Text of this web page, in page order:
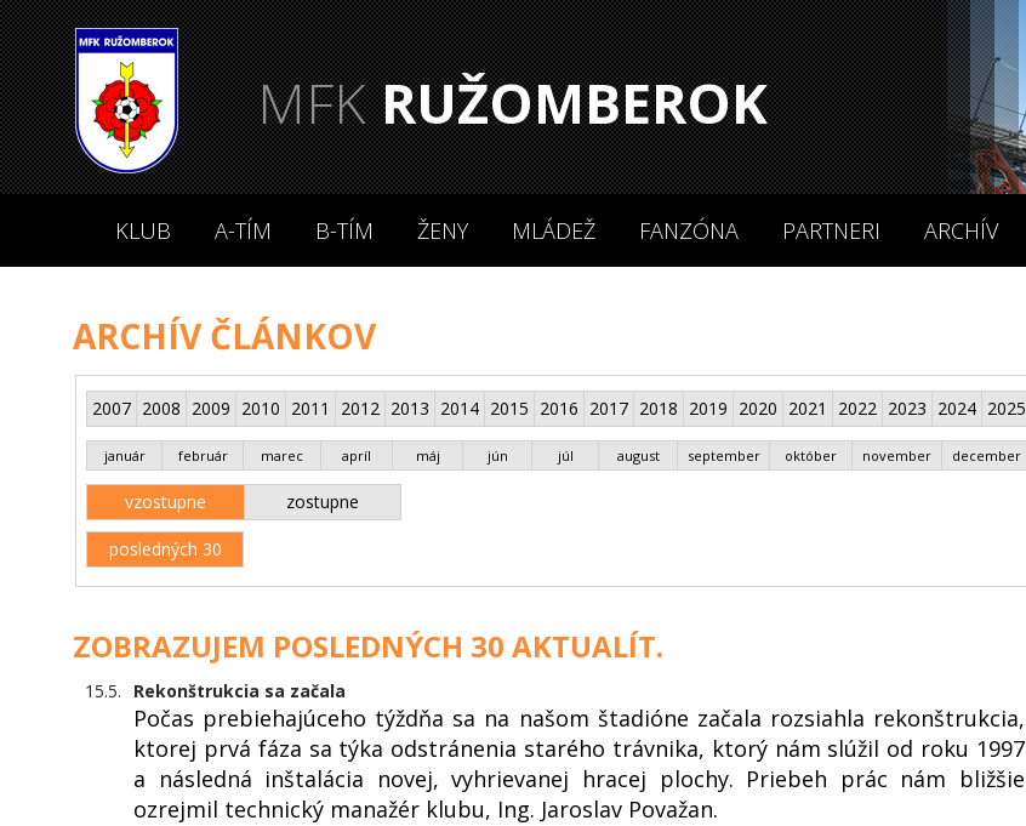
MFKRUŽOMBEROK
KLUB A-TÍM B-TÍM ŽENY MLÁDEŽ FANZÓNA PARTNERI ARCHÍV
ARCHÍV ČLÁNKOV
2007 2008 2009 2010 2011 2012 2013 2014 2015 2016 2017 2018 2019 2020 2021 2022 2023 2024 2025
január február marec apríl máj jún júl august september október november december
vzostupne zostupne
posledných 30
ZOBRAZUJEM POSLEDNÝCH 30 AKTUALÍT.
15.5. Rekonštrukcia sa začala
Počas prebiehajúceho týždňa sa na našom štadióne začala rozsiahla rekonštrukcia,
ktorej prvá fáza sa týka odstránenia starého trávnika, ktorý nám slúžil od roku 1997
a následná inštalácia novej, vyhrievanej hracej plochy. Priebeh prác nám bližšie
ozrejmil technický manažér klubu, Ing. Jaroslav Považan.